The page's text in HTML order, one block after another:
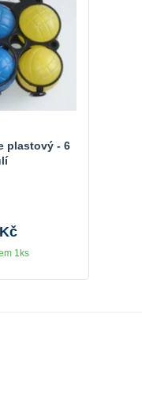
plastový - 6
1ks